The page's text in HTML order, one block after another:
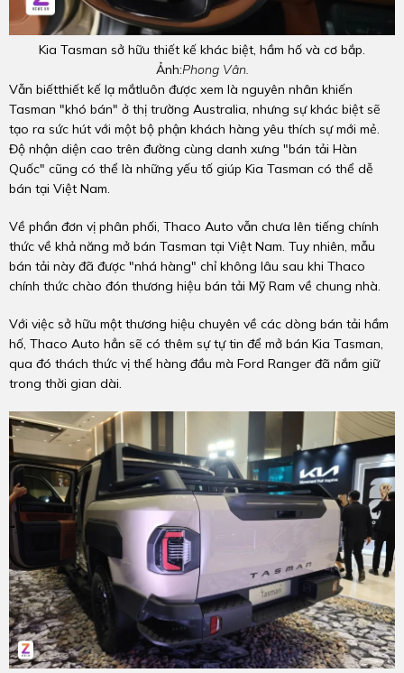
Kia Tasman sở hữu thiết kế khác biệt, hầm hố và cơ bắp.
Ảnh:Phong Vân.
Vẫn biếtthiết kế lạ mắtluôn được xem là nguyên nhân khiến
Tasman "khó bán" ở thị trường Australia, nhưng sự khác biệt sẽ
tạo ra sức hút với một bộ phận khách hàng yêu thích sự mới mẻ.
Độ nhận diện cao trên đường cùng danh xưng "bán tải Hàn
Quốc" cũng có thể là những yếu tố giúp Kia Tasman có thể dễ
bán tại Việt Nam.
Về phần đơn vị phân phối, Thaco Auto vẫn chưa lên tiếng chính
thức về khả năng mở bán Tasman tại Việt Nam. Tuy nhiên, mẫu
bán tải này đã được "nhá hàng" chỉ không lâu sau khi Thaco
chính thức chào đón thương hiệu bán tải Mỹ Ram về chung nhà.
Với việc sở hữu một thương hiệu chuyên về các dòng bán tải hầm
hố, Thaco Auto hẳn sẽ có thêm sự tự tin để mở bán Kia Tasman,
qua đó thách thức vị thế hàng đầu mà Ford Ranger đã nắm giữ
trong thời gian dài.